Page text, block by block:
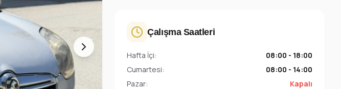
Çalışma Saatleri
Hafta İçi:
08:00 - 18:00
Cumartesi:
08:00 - 14:00
Pazar:
Kapalı